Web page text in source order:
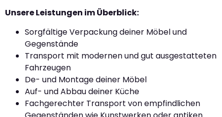
Unsere Leistungen im Überblick:
Sorgfältige Verpackung deiner Möbel und
Gegenstände
Transport mit modernen und gut ausgestatteten
Fahrzeugen
De- und Montage deiner Möbel
Auf- und Abbau deiner Küche
Fachgerechter Transport von empfindlichen